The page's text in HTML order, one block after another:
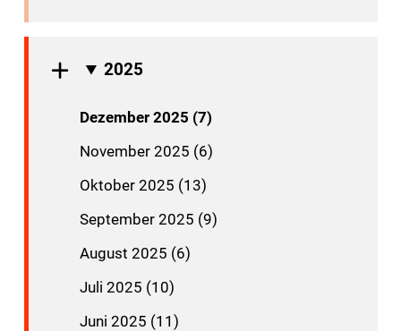
2025
Dezember 2025 (7)
November 2025 (6)
Oktober 2025 (13)
September 2025 (9)
August 2025 (6)
Juli 2025 (10)
Juni 2025 (11)